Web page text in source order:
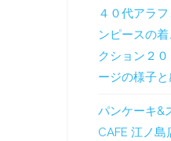
４０代アラ
ンピースの
クション２
ージの様子
パンケーキ&
CAFE 江ノ島